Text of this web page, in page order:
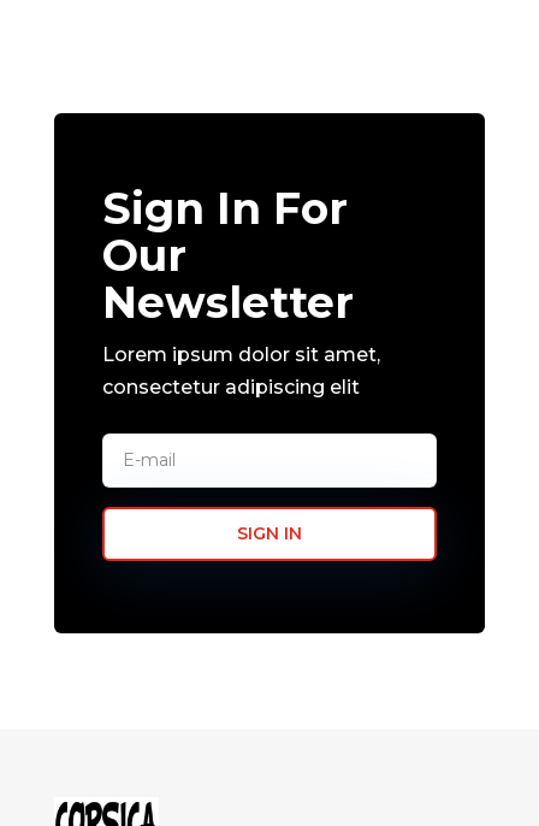
Sign In For
Our
Newsletter
Lorem ipsum dolor sit amet,
consectetur adipiscing elit
SIGN IN